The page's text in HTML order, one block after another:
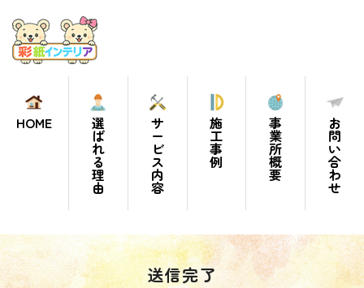
HOME 選
ば
れ
る
理
由
サ
ー
ビ
ス
内
容
施
工
事
例
事
業
所
概
要
お
問
い
合
わ
せ
送信完了